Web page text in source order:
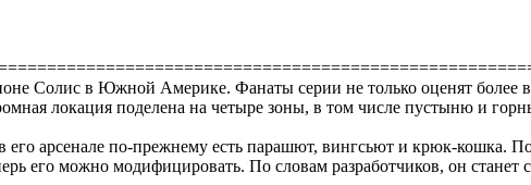
Солис в Южной Америке. Фанаты серии не только оценят более
локация поделена на четыре зоны, в том числе пустыню и
арсенале по-прежнему есть парашют, вингсьют и крюк-кошка.
его можно модифицировать. По словам разработчиков, он